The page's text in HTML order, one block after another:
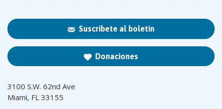
Suscríbete al boletín
Donaciones
3100 S.W. 62nd Ave
Miami, FL 33155